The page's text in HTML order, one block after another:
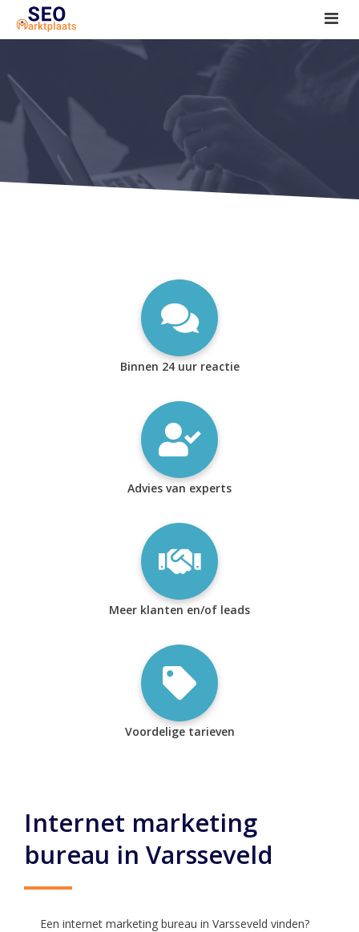
SEO tools reviews
Marketeer bij jou in de buurt?
Offerte
1. Seo voor beginners +
2. Onderzoeken +
Binnen 24 uur reactie
Advies van experts
Meer klanten en/of leads
Voordelige tarieven
Internet marketing
bureau in Varsseveld
Een internet marketing bureau in Varsseveld vinden?